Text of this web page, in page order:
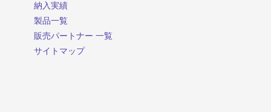
納入実績
製品一覧
販売パートナー 一覧
サイトマップ